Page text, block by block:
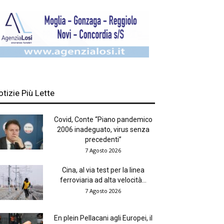
Più Lette
Covid, Conte “Piano pandemico
2006 inadeguato, virus senza
precedenti”
7 Agosto 2026
Cina, al via test per la linea
ferroviaria ad alta velocità...
7 Agosto 2026
En plein Pellacani agli Europei, il